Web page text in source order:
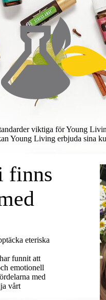
viktiga för Young
Young Living erbjuda sina
finns
eteriska
funnit att
emotionell
med
vårt